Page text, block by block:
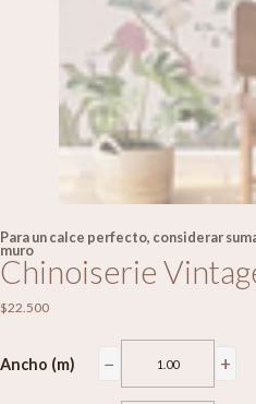
Para un calce perfecto, considerar
muro
Chinoiserie
$22.500
Ancho (m) − +